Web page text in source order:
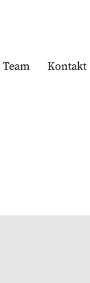
Team Kontakt